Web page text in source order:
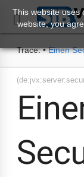

Trace: • Einen
This website uses
website, you